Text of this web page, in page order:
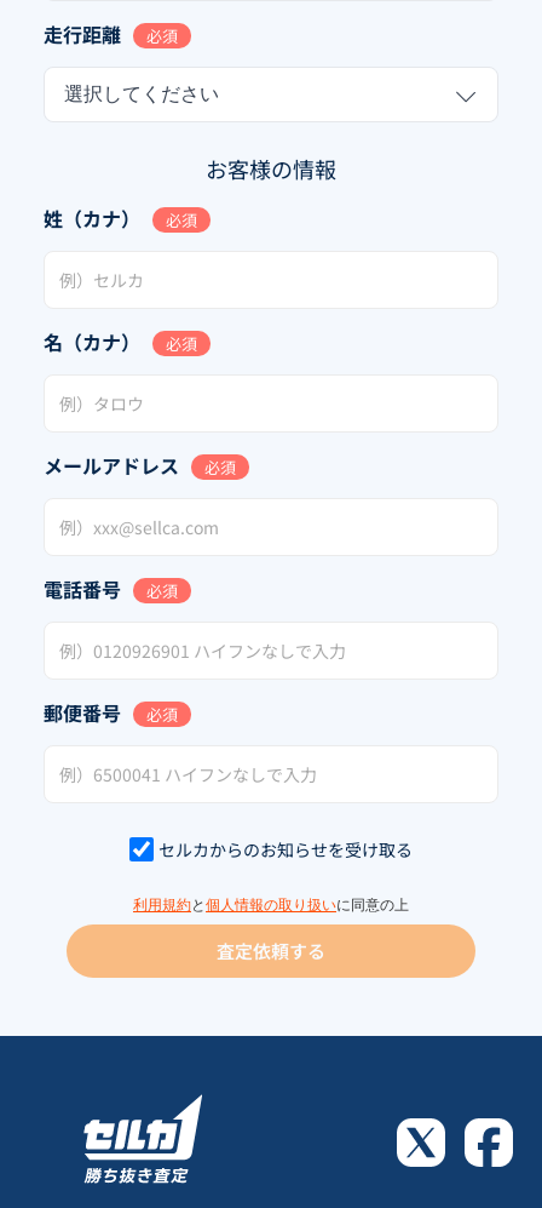
走行距離 必須
選択してください
お客様の情報
姓（カナ） 必須
名（カナ） 必須
メールアドレス 必須
電話番号 必須
郵便番号 必須
セルカからのお知らせを受け取る
利用規約と 個人情報の取り扱いに同意の上
査定依頼する